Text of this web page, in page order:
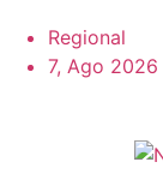
Regional
7, Ago 2026